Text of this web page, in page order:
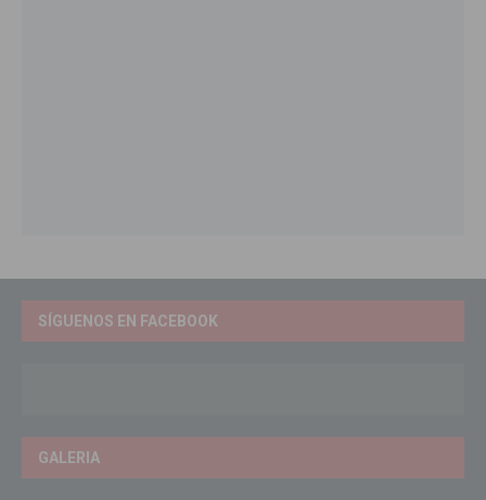
SÍGUENOS EN FACEBOOK
GALERIA